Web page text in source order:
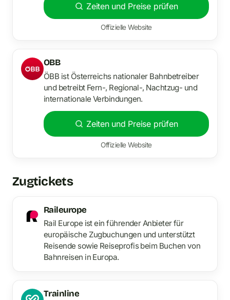
Zeiten und Preise prüfen
Offizielle Website
OBB
ÖBB ist Österreichs nationaler Bahnbetreiber
und betreibt Fern-, Regional-, Nachtzug- und
internationale Verbindungen.
Zeiten und Preise prüfen
Offizielle Website
Zugtickets
Raileurope
Rail Europe ist ein führender Anbieter für
europäische Zugbuchungen und unterstützt
Reisende sowie Reiseprofis beim Buchen von
Bahnreisen in Europa.
Trainline